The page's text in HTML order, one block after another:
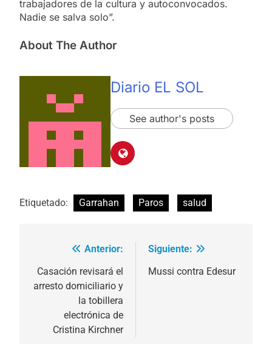
trabajadores de la cultura y autoconvocados.
Nadie se salva solo”.
About The Author
Diario EL SOL
See author's posts
Etiquetado: Garrahan Paros salud
Navegación
de
entradas
Anterior:
Casación revisará el
arresto domiciliario y
la tobillera
electrónica de
Cristina Kirchner
Siguiente:
Mussi contra Edesur